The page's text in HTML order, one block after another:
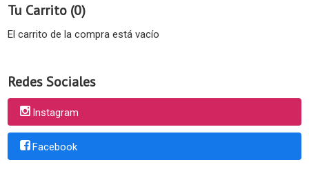
Tu Carrito (0)
El carrito de la compra está vacío
Redes Sociales
Instagram
Facebook